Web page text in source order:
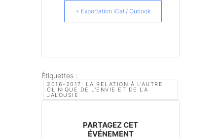
+ Exportation iCal / Outlook
Étiquettes :
2016-2017: LA RELATION À L'AUTRE :
CLINIQUE DE L'ENVIE ET DE LA
JALOUSIE
PARTAGEZ CET
ÉVÉNEMENT